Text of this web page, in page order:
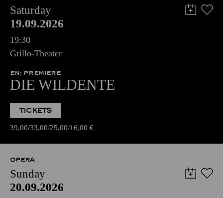
Saturday
19.09.2026
19:30
Grillo-Theater
EN: PREMIERE
DIE WILDENTE
TICKETS
39,00 33,00 25,00 16,00 €
OPERA
Sunday
20.09.2026